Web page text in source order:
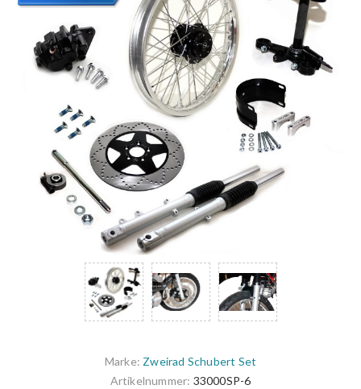
Marke: Zweirad Schubert Set
Artikelnummer: 33000SP-6